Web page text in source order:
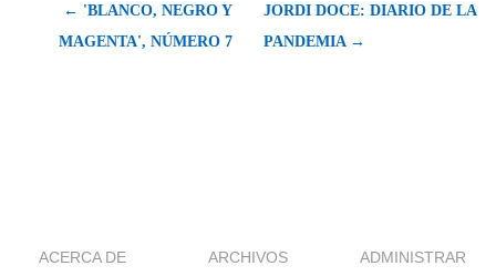
← 'BLANCO, NEGRO Y
MAGENTA', NÚMERO 7
JORDI DOCE: DIARIO DE LA
PANDEMIA →
ACERCA DE ARCHIVOS ADMINISTRAR